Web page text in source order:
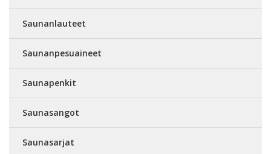
Saunanlauteet
Saunanpesuaineet
Saunapenkit
Saunasangot
Saunasarjat